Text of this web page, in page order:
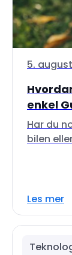
5.
enkel
Har du
bilen
Les mer